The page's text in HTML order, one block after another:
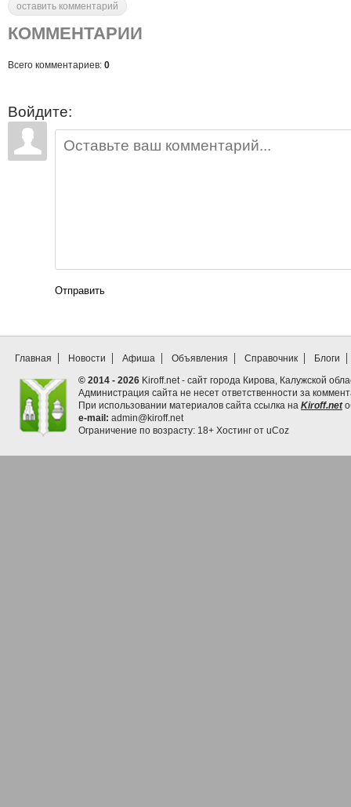
оставить комментарий
КОММЕНТАРИИ
Всего комментариев: 0
Войдите:
Отправить
Главная Новости Афиша Объявления Справочник
Блоги
© 2014 - 2026 Kiroff.net - сайт города Кирова, Калужской
Администрация сайта не несет ответственности за
При использовании материалов сайта ссылка на Kiroff.net
e-mail: admin@kiroff.net
Ограничение по возрасту: 18+ Хостинг от uCoz